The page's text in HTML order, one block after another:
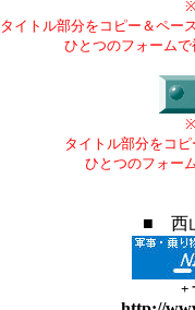
タイトル部分をコピー＆ペー
ひとつのフォーム
タイトル部分をコ
ひとつのフォー
■ 西
+